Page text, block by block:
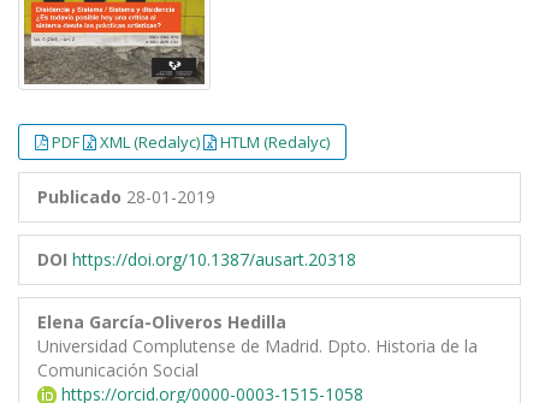
PDF XML (Redalyc) HTLM (Redalyc)
Publicado 28-01-2019
DOI https://doi.org/10.1387/ausart.20318
Elena García-Oliveros Hedilla
Universidad Complutense de Madrid. Dpto. Historia de la
Comunicación Social
https://orcid.org/0000-0003-1515-1058